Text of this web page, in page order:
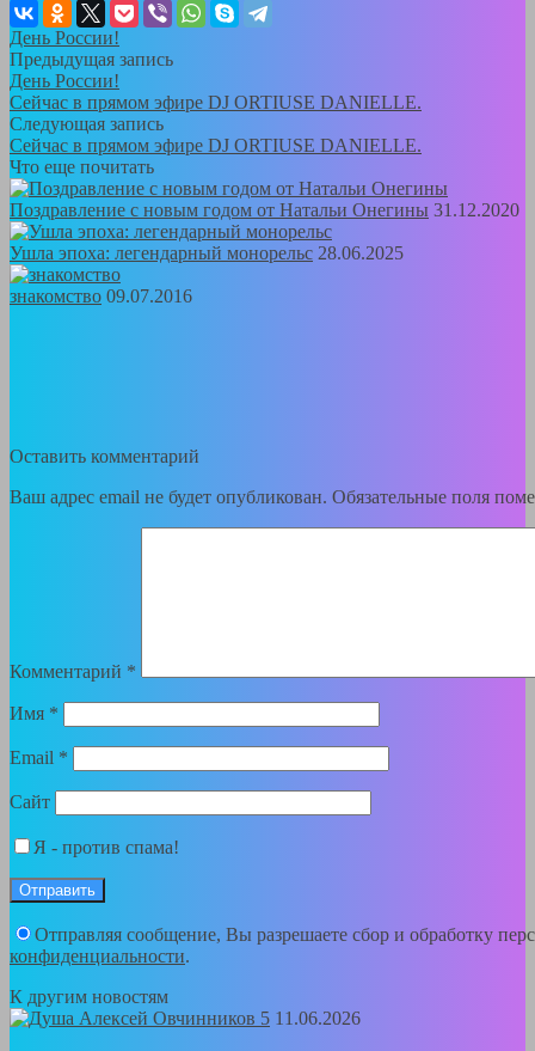
День России!
Предыдущая запись
День России!
Сейчас в прямом эфире DJ ORTIUSE DANIELLE.
Следующая запись
Сейчас в прямом эфире DJ ORTIUSE DANIELLE.
Что еще почитать
Поздравление с новым годом от Натальи Онегины 31.12.2020
Ушла эпоха: легендарный монорельс 28.06.2025
знакомство 09.07.2016
Оставить комментарий
Ваш адрес email не будет опубликован. Обязательные поля
Комментарий *
Имя *
Email *
Сайт
Я - против спама!
Отправляя сообщение, Вы разрешаете сбор и обработку
конфиденциальности.
К другим новостям
11.06.2026